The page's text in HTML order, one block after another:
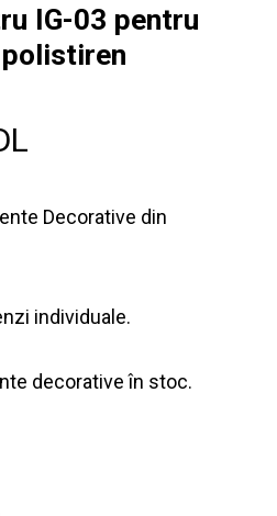
IG-03 pentru
Decorative din
individuale.
decorative în stoc.